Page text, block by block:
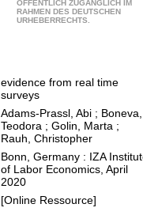
m
s
i
x
c
o
u
b
o
r
s
u
p
p
l
ÖFFENTLICH ZUGÄNGLICH IM
RAHMEN DES DEUTSCHEN
URHEBERRECHTS.
a
l
i
t
y
i
n
evidence from real time
surveys
Adams-Prassl, Abi ; Boneva,
Teodora ; Golin, Marta ;
Rauh, Christopher
Bonn, Germany : IZA
of Labor Economics, April
2020
[Online Ressource]